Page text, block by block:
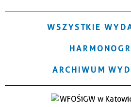
WSZYSTKIE
ARCHIWUM